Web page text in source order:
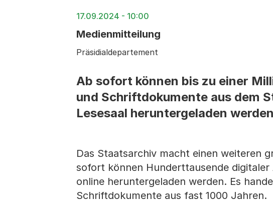
17.09.2024 - 10:00
Medienmitteilung
Präsidialdepartement
Ab sofort können bis zu einer
und Schriftdokumente aus dem
Lesesaal heruntergeladen
Das Staatsarchiv macht einen weiteren
sofort können Hunderttausende
online heruntergeladen werden. Es
Schriftdokumente aus fast 1000 Jahren.